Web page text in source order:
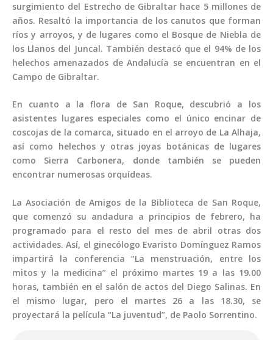
surgimiento del Estrecho de Gibraltar hace 5 millones de
años. Resaltó la importancia de los canutos que forman
ríos y arroyos, y de lugares como el Bosque de Niebla de
los Llanos del Juncal. También destacó que el 94% de los
helechos amenazados de Andalucía se encuentran en el
Campo de Gibraltar.
En cuanto a la flora de San Roque, descubrió a los
asistentes lugares especiales como el único encinar de
coscojas de la comarca, situado en el arroyo de La Alhaja,
así como helechos y otras joyas botánicas de lugares
como Sierra Carbonera, donde también se pueden
encontrar numerosas orquídeas.
La Asociación de Amigos de la Biblioteca de San Roque,
que comenzó su andadura a principios de febrero, ha
programado para el resto del mes de abril otras dos
actividades. Así, el ginecólogo Evaristo Domínguez Ramos
impartirá la conferencia “La menstruación, entre los
mitos y la medicina” el próximo martes 19 a las 19.00
horas, también en el salón de actos del Diego Salinas. En
el mismo lugar, pero el martes 26 a las 18.30, se
proyectará la película “La juventud”, de Paolo Sorrentino.